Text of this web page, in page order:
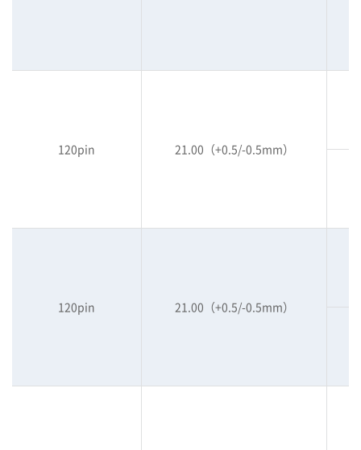
120pin 21.00（+0.5/-0.5mm）
120pin 21.00（+0.5/-0.5mm）